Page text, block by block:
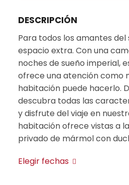
DESCRIPCIÓN
Para todos los amantes
espacio extra. Con una
noches de sueño imperial,
ofrece una atención como
habitación puede hacerlo.
descubra todas las
y disfrute del viaje en
habitación ofrece vistas a
privado de mármol con
Elegir fechas